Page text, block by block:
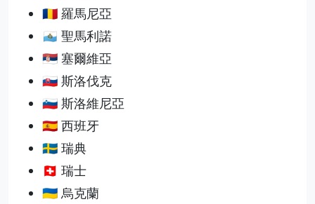
🇷🇴 羅馬尼亞
🇸🇲 聖馬利諾
🇷🇸 塞爾維亞
🇸🇰 斯洛伐克
🇸🇮 斯洛維尼亞
🇪🇸 西班牙
🇸🇪 瑞典
🇨🇭 瑞士
🇺🇦 烏克蘭